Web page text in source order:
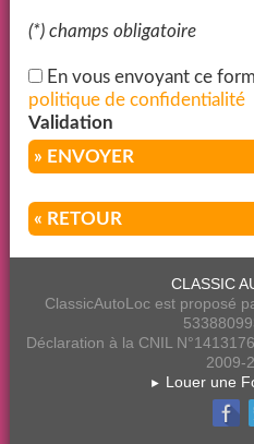
(*) champs obligatoire
En vous envoyant ce
politique de confidentialité
Validation
» ENVOYER
« RETOUR
CLASSIC
ClassicAutoLoc est proposé
Déclaration à la CNIL
2009-
► Louer une